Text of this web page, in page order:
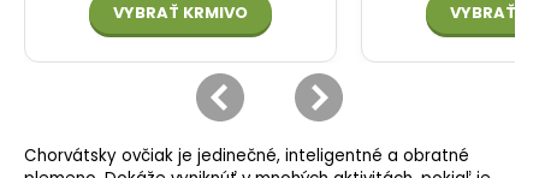
Chorvátsky ovčiak je jedinečné, inteligentné a obratné